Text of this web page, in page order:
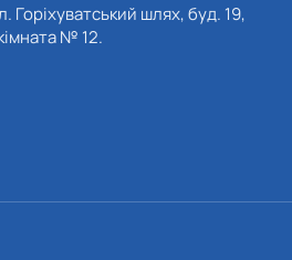
Горіхуватський шлях, буд. 19,
№ 12.